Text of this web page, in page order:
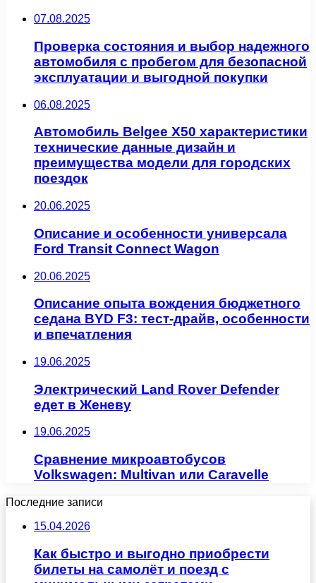
07.08.2025
Проверка состояния и выбор надежного
автомобиля с пробегом для безопасной
эксплуатации и выгодной покупки
06.08.2025
Автомобиль Belgee X50 характеристики
технические данные дизайн и
преимущества модели для городских
поездок
20.06.2025
Описание и особенности универсала
Ford Transit Connect Wagon
20.06.2025
Описание опыта вождения бюджетного
седана BYD F3: тест-драйв, особенности
и впечатления
19.06.2025
Электрический Land Rover Defender
едет в Женеву
19.06.2025
Сравнение микроавтобусов
Volkswagen: Multivan или Caravelle
Последние записи
15.04.2026
Как быстро и выгодно приобрести
билеты на самолёт и поезд с